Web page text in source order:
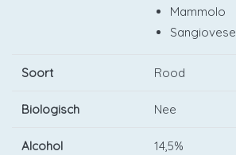
Mammolo
Sangiovese
Soort Rood
Biologisch Nee
Alcohol 14,5%